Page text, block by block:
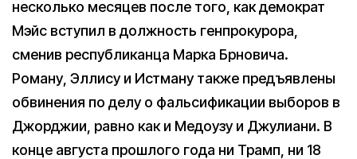
несколько месяцев после того, как демократ
Мэйс вступил в должность генпрокурора,
сменив республиканца Марка Брновича.
Роману, Эллису и Истману также предъявлены
обвинения по делу о фальсификации выборов в
Джорджии, равно как и Медоузу и Джулиани. В
конце августа прошлого года ни Трамп, ни 18